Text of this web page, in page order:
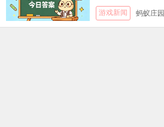
游戏新闻 蚂蚁庄园